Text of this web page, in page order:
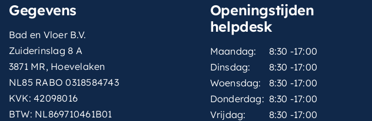
Gegevens
Bad en Vloer B.V.
Zuiderinslag 8 A
3871 MR, Hoevelaken
NL85 RABO 0318584743
KVK: 42098016
BTW: NL869710461B01
Openingstijden
helpdesk
Maandag:
8:30 -17:00
Dinsdag:
8:30 -17:00
Woensdag:
8:30 -17:00
Donderdag: 8:30 -17:00
Vrijdag:
8:30 -17:00